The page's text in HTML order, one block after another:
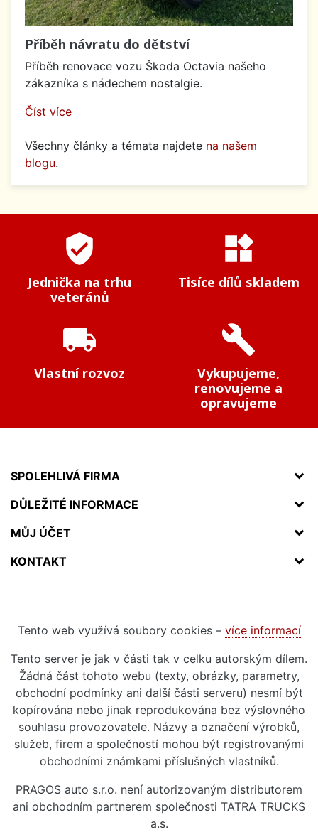
Příběh návratu do dětství
Příběh renovace vozu Škoda Octavia našeho
zákazníka s nádechem nostalgie.
Číst více
Všechny články a témata najdete na našem
blogu.
verified_user
Jednička na trhu
veteránů
widgets
Tisíce dílů skladem
local_shipping
Vlastní rozvoz
build
Vykupujeme,
renovujeme a
opravujeme
SPOLEHLIVÁ FIRMA
DŮLEŽITÉ INFORMACE
MŮJ ÚČET
KONTAKT
Tento web využívá soubory cookies – více informací
Tento server je jak v části tak v celku autorským dílem.
Žádná část tohoto webu (texty, obrázky, parametry,
obchodní podmínky ani další části serveru) nesmí být
kopírována nebo jinak reprodukována bez výslovného
souhlasu provozovatele. Názvy a označení výrobků,
služeb, firem a společností mohou být registrovanými
obchodními známkami příslušných vlastníků.
PRAGOS auto s.r.o. není autorizovaným distributorem
ani obchodním partnerem společnosti TATRA TRUCKS
a.s.